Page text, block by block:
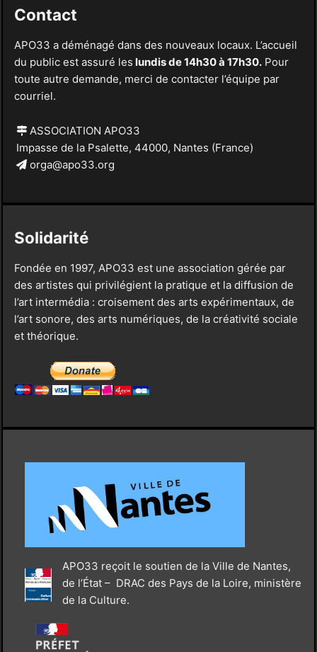
Contact
APO33 a déménagé dans des nouveaux locaux. L’accueil
du public est assuré les lundis de 14h30 à 17h30.Pour
toute autre demande, merci de contacter l’équipe par
courriel.
ASSOCIATION APO33
Impasse de la Psalette, 44000, Nantes (France)
orga@apo33.org
Solidarité
Fondée en 1997, APO33 est une association gérée par
des artistes qui privilégient la pratique et la diffusion de
l’art intermédia : croisement des arts expérimentaux, de
l’art sonore, des arts numériques, de la créativité sociale
et théorique.
APO33 reçoit le soutien de la Ville de Nantes,
de l’État – DRAC des Pays de la Loire, ministère
de la Culture.